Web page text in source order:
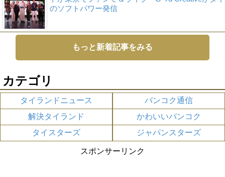
のソフトパワー発信
もっと新着記事をみる
カテゴリ
タイランドニュース
バンコク通信
解決タイランド
かわいいバンコク
タイスターズ
ジャパンスターズ
スポンサーリンク